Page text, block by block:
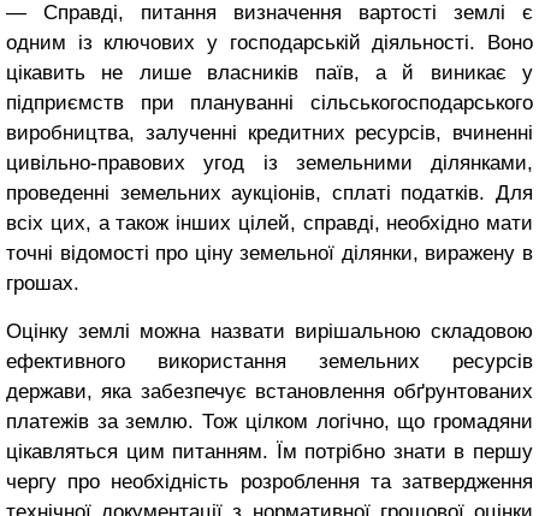
— Справді, питання визначення вартості землі є
одним із ключових у господарській діяльності. Воно
цікавить не лише власників паїв, а й виникає у
підприємств при плануванні сільськогосподарського
виробництва, залученні кредитних ресурсів, вчиненні
цивільно-правових угод із земельними ділянками,
проведенні земельних аукціонів, сплаті податків. Для
всіх цих, а також інших цілей, справді, необхідно мати
точні відомості про ціну земельної ділянки, виражену в
грошах.
Оцінку землі можна назвати вирішальною складовою
ефективного використання земельних ресурсів
держави, яка забезпечує встановлення обґрунтованих
платежів за землю. Тож цілком логічно, що громадяни
цікавляться цим питанням. Їм потрібно знати в першу
чергу про необхідність розроблення та затвердження